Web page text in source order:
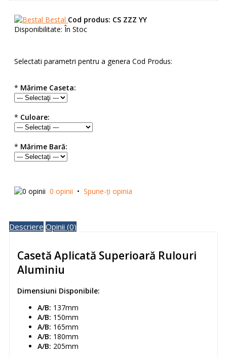
Bestal Cod produs: CS ZZZ YY
Disponibilitate: În Stoc
Selectati parametri pentru a genera Cod Produs:
* Mărime Caseta:
* Culoare:
* Mărime Bară:
0 opinii • Spune-ţi opinia
Descriere Opinii (0)
Casetă Aplicată Superioară Rulouri
Aluminiu
Dimensiuni Disponibile:
A/B: 137mm
A/B: 150mm
A/B: 165mm
A/B: 180mm
A/B: 205mm